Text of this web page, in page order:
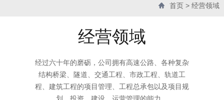
首页 >经营领域
经营领域
经过六十年的磨砺，公司拥有高速公路、各种复杂
结构桥梁、隧道、交通工程、市政工程、轨道工
程、建筑工程的项目管理、工程总承包以及项目规
划、投资、建设、运营管理的能力。